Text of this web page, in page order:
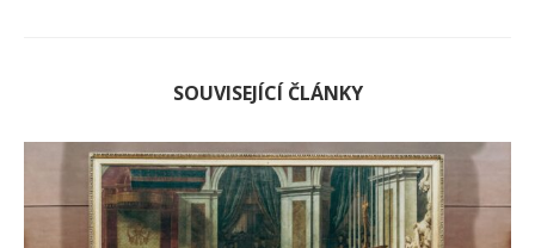
SOUVISEJÍCÍ ČLÁNKY